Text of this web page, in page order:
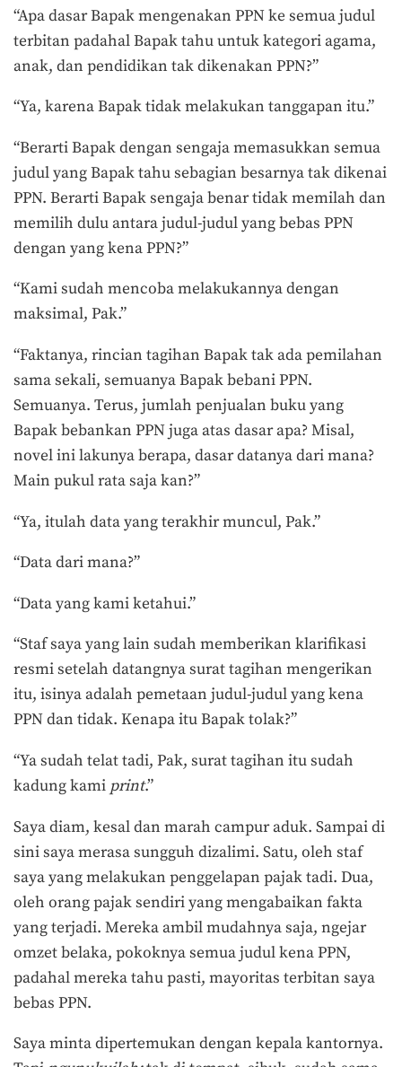
“Apa dasar Bapak mengenakan PPN ke semua judul
terbitan padahal Bapak tahu untuk kategori agama,
anak, dan pendidikan tak dikenakan PPN?”
“Ya, karena Bapak tidak melakukan tanggapan itu.”
“Berarti Bapak dengan sengaja memasukkan semua
judul yang Bapak tahu sebagian besarnya tak dikenai
PPN. Berarti Bapak sengaja benar tidak memilah dan
memilih dulu antara judul-judul yang bebas PPN
dengan yang kena PPN?”
“Kami sudah mencoba melakukannya dengan
maksimal, Pak.”
“Faktanya, rincian tagihan Bapak tak ada pemilahan
sama sekali, semuanya Bapak bebani PPN.
Semuanya. Terus, jumlah penjualan buku yang
Bapak bebankan PPN juga atas dasar apa? Misal,
novel ini lakunya berapa, dasar datanya dari mana?
Main pukul rata saja kan?”
“Ya, itulah data yang terakhir muncul, Pak.”
“Data dari mana?”
“Data yang kami ketahui.”
“Staf saya yang lain sudah memberikan klarifikasi
resmi setelah datangnya surat tagihan mengerikan
itu, isinya adalah pemetaan judul-judul yang kena
PPN dan tidak. Kenapa itu Bapak tolak?”
“Ya sudah telat tadi, Pak, surat tagihan itu sudah
kadung kami print.”
Saya diam, kesal dan marah campur aduk. Sampai di
sini saya merasa sungguh dizalimi. Satu, oleh staf
saya yang melakukan penggelapan pajak tadi. Dua,
oleh orang pajak sendiri yang mengabaikan fakta
yang terjadi. Mereka ambil mudahnya saja, ngejar
omzet belaka, pokoknya semua judul kena PPN,
padahal mereka tahu pasti, mayoritas terbitan saya
bebas PPN.
Saya minta dipertemukan dengan kepala kantornya.